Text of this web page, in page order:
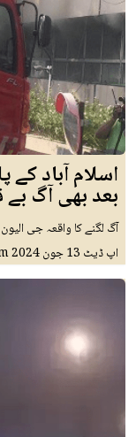
اسلام آباد کے
بعد بھی آگ بے
آگ لگنے کا واقعہ جی
اپ ڈیٹ 13 جون 2024